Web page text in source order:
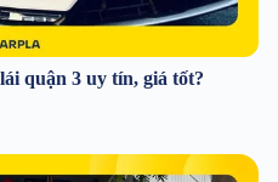
quận 3 uy tín, giá tốt?